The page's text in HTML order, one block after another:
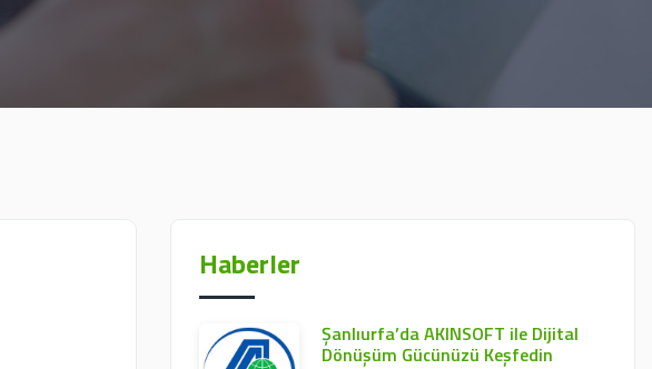
Haberler
Şanlıurfa’da AKINSOFT ile Dijital
Dönüşüm Gücünüzü Keşfedin